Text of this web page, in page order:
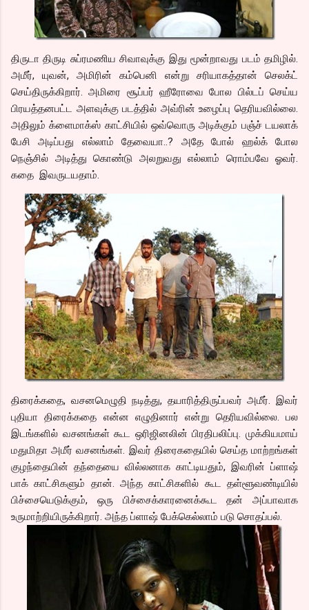
திருடா திருடி சுப்ரமணிய சிவாவுக்கு இது மூன்றாவது படம் தமிழில்.
அமீர், யுவன், அமிரின் கம்பெனி என்று சரியாகத்தான் செலக்ட்
செய்திருக்கிறார். அமிரை சூப்பர் ஹீரோவை போல பில்டப் செய்ய
பிரயத்தனபட்ட அளவுக்கு படத்தில் அவ்ரின் உழைப்பு தெரியவில்லை.
அதிலும் க்ளைமாக்ஸ் காட்சியில் ஒவ்வொரு அடிக்கும் பஞ்ச் டயலாக்
பேசி அடிப்பது எல்லாம் தேவையா..? அதே போல் ஹல்க் போல
நெஞ்சில் அடித்து கொண்டு அலறுவது எல்லாம் ரொம்பவே ஓவர்.
கதை இவருடயதாம்.
திரைக்கதை, வசனமெழுதி நடித்து, தயாரித்திருப்பவர் அமீர். இவர்
புதியா திரைக்கதை என்ன எழுதினார் என்று தெரியவில்லை. பல
இடங்களில் வசனங்கள் கூட ஒரிஜினலின் பிரதிபலிப்பு. முக்கியமாய்
மதுமிதா அமீர் வசனங்கள். இவர் திரைகதையில் செய்த மாற்றங்கள்
குழந்தையின் தந்தையை வில்லனாக காட்டியதும், இவரின் ப்ளாஷ்
பாக் காட்சிகளும் தான். அந்த காட்சிகளில் கூட தள்ளூவண்டியில்
பிச்சையெடுக்கும், ஒரு பிச்சைக்காரனைக்கூட தன் அப்பாவாக
உருமாற்றியிருக்கிறார். அந்த ப்ளாஷ் பேக்கெல்லாம் படு சொதப்பல்.